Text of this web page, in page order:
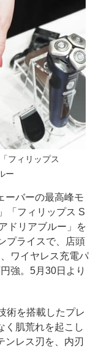
フィリップス
ー
ーバーの最高峰モ
「フィリップス S
ドリアブルー」を
プライスで、店頭
ワイヤレス充電パ
強。5月30日より
術を搭載したプレ
く肌荒れを起こし
ンレス刃を、内刃